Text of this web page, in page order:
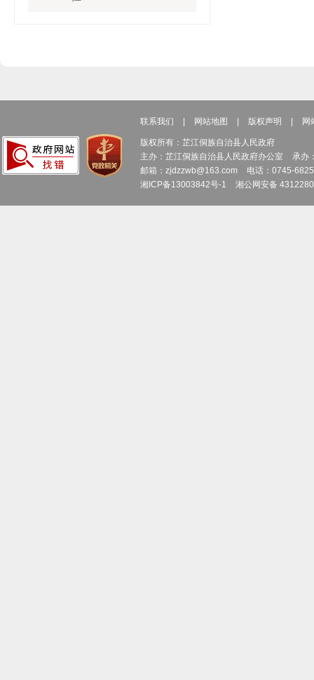
联系我们 网站地图 版权声明 网
版权所有：芷江侗族自治县人民政府
主办：芷江侗族自治县人民政府办公室
承办
邮箱：zjdzzwb@163.com
电话：0745-
湘ICP备13003842号-1
湘公网安备